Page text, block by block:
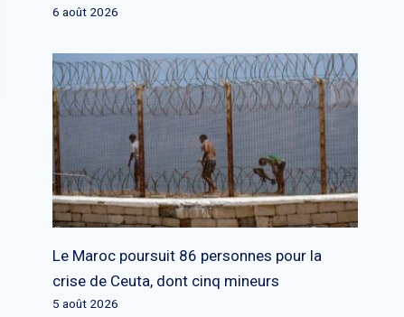
6 août 2026
Le Maroc poursuit 86 personnes pour la
crise de Ceuta, dont cinq mineurs
5 août 2026